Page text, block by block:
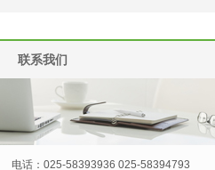
联系我们
电话：025-58393936 025-58394793